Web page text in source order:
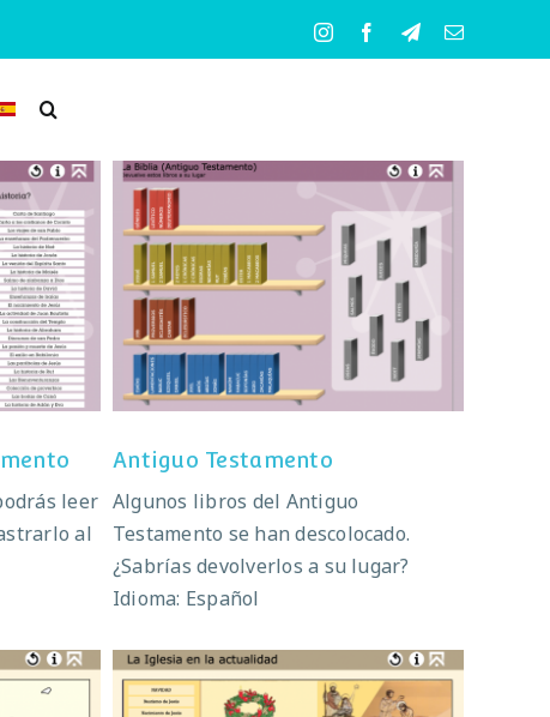
InstagramFacebookTelegramCorreo
leer
al
Antiguo Testamento
Antiguo Testamento
Algunos libros del Antiguo
Testamento se han descolocado.
¿Sabrías devolverlos a su lugar?
Idioma: Español